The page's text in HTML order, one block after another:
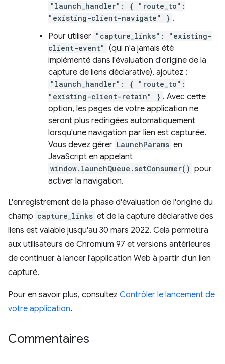
"launch_handler": { "route_to":
"existing-client-navigate" } .
Pour utiliser "capture_links": "existing-
client-event" (qui n'a jamais été
implémenté dans l'évaluation d'origine de la
capture de liens déclarative), ajoutez :
"launch_handler": { "route_to":
"existing-client-retain" } . Avec cette
option, les pages de votre application ne
seront plus redirigées automatiquement
lorsqu'une navigation par lien est capturée.
Vous devez gérer LaunchParams en
JavaScript en appelant
window.launchQueue.setConsumer() pour
activer la navigation.
L'enregistrement de la phase d'évaluation de l'origine du
champ capture_links et de la capture déclarative des
liens est valable jusqu'au 30 mars 2022. Cela permettra
aux utilisateurs de Chromium 97 et versions antérieures
de continuer à lancer l'application Web à partir d'un lien
capturé.
Pour en savoir plus, consultez Contrôler le lancement de
votre application.
Commentaires